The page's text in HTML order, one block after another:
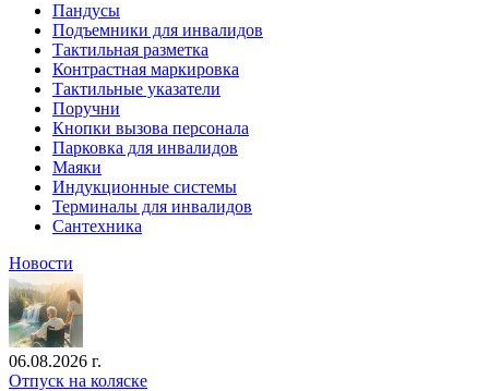
Пандусы
Подъемники для инвалидов
Тактильная разметка
Контрастная маркировка
Тактильные указатели
Поручни
Кнопки вызова персонала
Парковка для инвалидов
Маяки
Индукционные системы
Терминалы для инвалидов
Сантехника
Новости
06.08.2026 г.
Отпуск на коляске